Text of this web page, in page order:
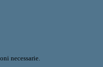
necessarie.